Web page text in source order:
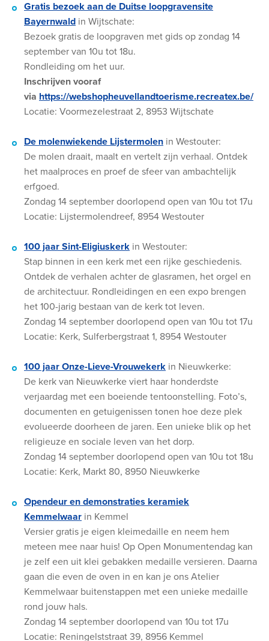
Gratis bezoek aan de Duitse loopgravensite
Bayernwald in Wijtschate:
Bezoek gratis de loopgraven met gids op zondag 14
september van 10u tot 18u.
Rondleiding om het uur.
Inschrijven vooraf
via https://webshopheuvellandtoerisme.recreatex.be/
Locatie: Voormezelestraat 2, 8953 Wijtschate
De molenwiekende Lijstermolen in Westouter:
De molen draait, maalt en vertelt zijn verhaal. Ontdek
het maalproces en proef de sfeer van ambachtelijk
erfgoed.
Zondag 14 september doorlopend open van 10u tot 17u
Locatie: Lijstermolendreef, 8954 Westouter
100 jaar Sint-Eligiuskerk in Westouter:
Stap binnen in een kerk met een rijke geschiedenis.
Ontdek de verhalen achter de glasramen, het orgel en
de architectuur. Rondleidingen en een expo brengen
het 100-jarig bestaan van de kerk tot leven.
Zondag 14 september doorlopend open van 10u tot 17u
Locatie: Kerk, Sulferbergstraat 1, 8954 Westouter
100 jaar Onze-Lieve-Vrouwekerk in Nieuwkerke:
De kerk van Nieuwkerke viert haar honderdste
verjaardag met een boeiende tentoonstelling. Foto’s,
documenten en getuigenissen tonen hoe deze plek
evolueerde doorheen de jaren. Een unieke blik op het
religieuze en sociale leven van het dorp.
Zondag 14 september doorlopend open van 10u tot 18u
Locatie: Kerk, Markt 80, 8950 Nieuwkerke
Opendeur en demonstraties keramiek
Kemmelwaar in Kemmel
Versier gratis je eigen kleimedaille en neem hem
meteen mee naar huis! Op Open Monumentendag kan
je zelf een uit klei gebakken medaille versieren. Daarna
gaan die even de oven in en kan je ons Atelier
Kemmelwaar buitenstappen met een unieke medaille
rond jouw hals.
Zondag 14 september doorlopend van 10u tot 17u
Locatie: Reningelststraat 39, 8956 Kemmel